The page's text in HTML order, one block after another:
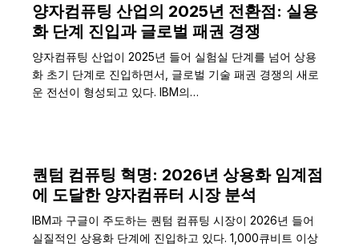
양자컴퓨팅 산업의 2025년 전환점: 실용
화 단계 진입과 글로벌 패권 경쟁
양자컴퓨팅 산업이 2025년 들어 실험실 단계를 넘어 상용
화 초기 단계로 진입하면서, 글로벌 기술 패권 경쟁의 새로
운 전선이 형성되고 있다. IBM의…
퀀텀 컴퓨팅 혁명: 2026년 상용화 임계점
에 도달한 양자컴퓨터 시장 분석
IBM과 구글이 주도하는 퀀텀 컴퓨팅 시장이 2026년 들어
실질적인 상용화 단계에 진입하고 있다. 1,000큐비트 이상